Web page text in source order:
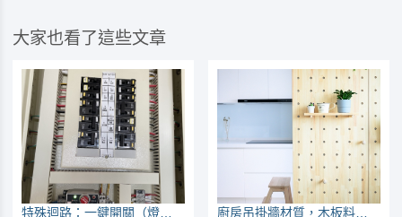
大家也看了這些文章